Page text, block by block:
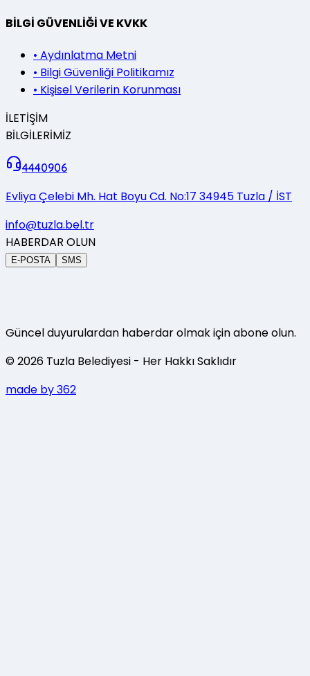
BİLGİ GÜVENLİĞİ VE KVKK
• Aydınlatma Metni
• Bilgi Güvenliği Politikamız
• Kişisel Verilerin Korunması
İLETİŞİM
BİLGİLERİMİZ
4440906
Evliya Çelebi Mh. Hat Boyu Cd. No:17 34945 Tuzla / İST
info@tuzla.bel.tr
HABERDAR OLUN
E-POSTA SMS
Güncel duyurulardan haberdar olmak için abone olun.
©2026 Tuzla Belediyesi - Her Hakkı Saklıdır
made by 362